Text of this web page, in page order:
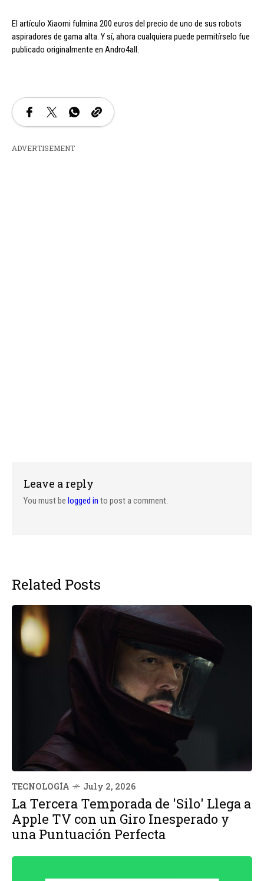
El artículo Xiaomi fulmina 200 euros del precio de uno de sus robots
aspiradores de gama alta. Y sí, ahora cualquiera puede permitírselo fue
publicado originalmente en Andro4all.
ADVERTISEMENT
Leave a reply
You must be logged in to post a comment.
Related Posts
TECNOLOGÍA July 2, 2026
La Tercera Temporada de 'Silo' Llega a
Apple TV con un Giro Inesperado y
una Puntuación Perfecta